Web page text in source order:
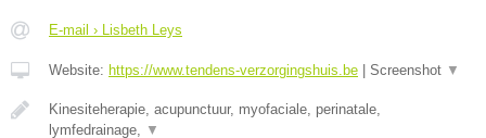
E-mail › Lisbeth Leys
Website: https://www.tendens-verzorgingshuis.be | Screenshot ▼
Kinesiteherapie, acupunctuur, myofaciale, perinatale,
lymfedrainage,
▼